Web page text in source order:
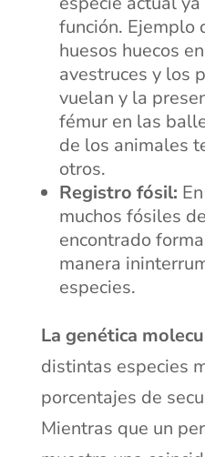
función. Ejemplo
huesos huecos
avestruces y los
vuelan y la
fémur en las
de los animales
otros.
Registro fósil:
muchos fósiles
encontrado
manera
especies.
La genética
distintas especies
porcentajes de
Mientras que un